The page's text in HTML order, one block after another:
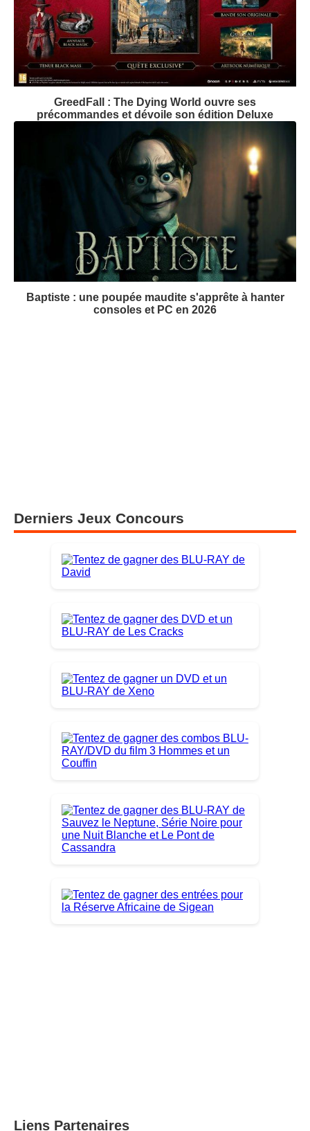
GreedFall : The Dying World ouvre ses
précommandes et dévoile son édition Deluxe
Baptiste : une poupée maudite s'apprête à hanter
consoles et PC en 2026
Derniers Jeux Concours
Liens Partenaires